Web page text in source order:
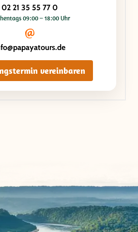
02 21 35 55 77 0
09:00 – 18:00 Uhr
vereinbaren